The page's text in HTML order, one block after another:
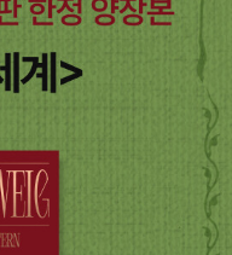
들판을 마주하는 생각을 가
부대끼고 빨래를 복복 비
지는 꿈이란 없어요. 선물
떠한 꿈이든 생각으로 빚습
로 꾸리는 삶에서 생각이 자
생각이 빛나고 마음이 부
녁에 지는 해를 보셔요. 봄